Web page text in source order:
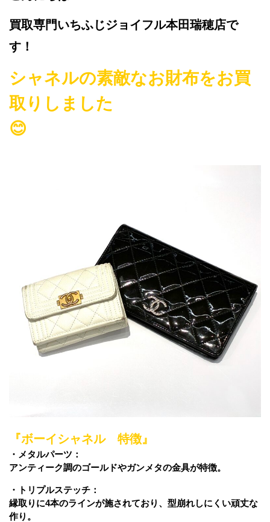
買取専門いちふじジョイフル本田瑞穂店で
す！
シャネルの素敵なお財布をお買
取りしました
😊
『ボーイシャネル 特徴』
・メタルパーツ：
アンティーク調のゴールドやガンメタの金具が特徴。
・トリプルステッチ：
縁取りに4本のラインが施されており、型崩れしにくい頑丈な
作り。